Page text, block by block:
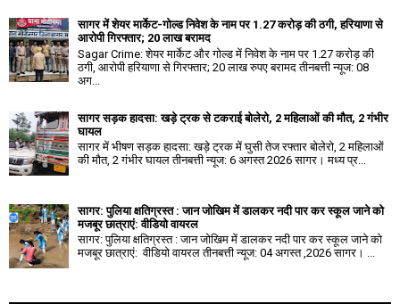
सागर में शेयर मार्केट-गोल्ड निवेश के नाम पर 1.27 करोड़ की ठगी, हरियाणा से
आरोपी गिरफ्तार; 20 लाख बरामद
Sagar Crime: शेयर मार्केट और गोल्ड में निवेश के नाम पर 1.27 करोड़ की
ठगी, आरोपी हरियाणा से गिरफ्तार; 20 लाख रुपए बरामद तीनबत्ती न्यूज: 08
अग...
सागर सड़क हादसा: खड़े ट्रक से टकराई बोलेरो, 2 महिलाओं की मौत, 2 गंभीर
घायल
सागर में भीषण सड़क हादसा: खड़े ट्रक में घुसी तेज रफ्तार बोलेरो, 2 महिलाओं
की मौत, 2 गंभीर घायल तीनबत्ती न्यूज: 6 अगस्त 2026 सागर। मध्य प्र...
सागर: पुलिया क्षतिग्रस्त : जान जोखिम में डालकर नदी पार कर स्कूल जाने को
मजबूर छात्राएं: वीडियो वायरल
सागर: पुलिया क्षतिग्रस्त : जान जोखिम में डालकर नदी पार कर स्कूल जाने को
मजबूर छात्राएं: वीडियो वायरल तीनबत्ती न्यूज: 04 अगस्त ,2026 सागर। ...